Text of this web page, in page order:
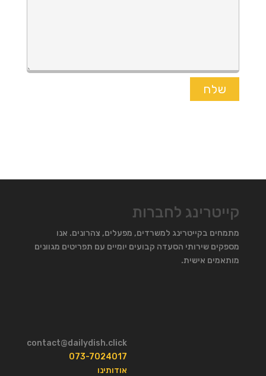
קייטרינג לחברות
מתמחים בקייטרינג למשרדים, מפעלים, צהרונים. אנו
מספקים שירותי הסעדה קבועים יומיים עם תפריטים מגוונים
מותאמים אישית.
contact@dailydish.click
073-7024017
אודותינו